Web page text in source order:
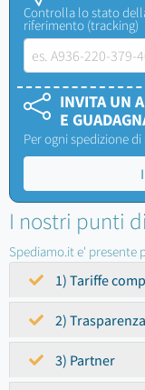
Controlla lo stato
riferimento (tracking)
INVITA UN
E
Per ogni spedizione
I nostri punti
Spediamo.it e' presente
1) Tariffe
2) Trasparenza
3) Partner